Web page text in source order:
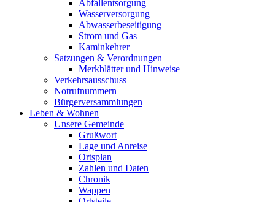
Abfallentsorgung
Wasserversorgung
Abwasserbeseitigung
Strom und Gas
Kaminkehrer
Satzungen & Verordnungen
Merkblätter und Hinweise
Verkehrsausschuss
Notrufnummern
Bürgerversammlungen
Leben & Wohnen
Unsere Gemeinde
Grußwort
Lage und Anreise
Ortsplan
Zahlen und Daten
Chronik
Wappen